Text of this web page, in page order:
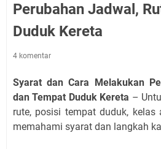
Perubahan Jadwal,
Duduk Kereta
4 komentar
Syarat dan Cara Melakukan
dan Tempat Duduk Kereta –
rute, posisi tempat duduk, kelas
memahami syarat dan langkah